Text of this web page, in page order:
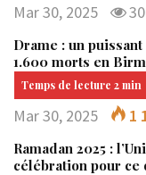
Mar 30, 2025
Drame : un
1.600 morts en
Mar 30, 2025 1
Ramadan 2025 :
célébration pour ce